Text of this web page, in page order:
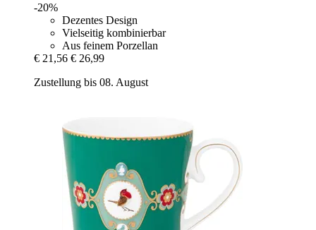
-20%
Dezentes Design
Vielseitig kombinierbar
Aus feinem Porzellan
€ 21,56 € 26,99
Zustellung bis 08. August